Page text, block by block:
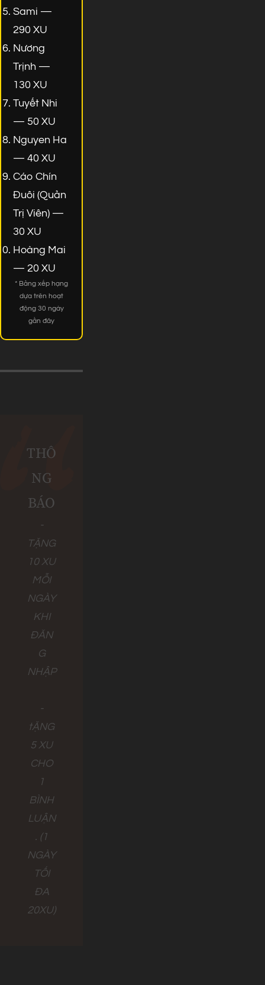
Sami —
290 XU
Nương
Trịnh —
130 XU
Tuyết Nhi
— 50 XU
Nguyen Ha
— 40 XU
Cáo Chín
Đuôi (Quản
Trị Viên) —
30 XU
Hoàng Mai
— 20 XU
* Bảng xếp hạng
dựa trên hoạt
động 30 ngày
gần đây
THÔ
NG
BÁO
-
TẶNG
10 XU
MỖI
NGÀY
KHI
ĐĂN
G
NHẬP
-
tẶNG
5 XU
CHO
1
BÌNH
LUẬN
. (1
NGÀY
TỐI
ĐA
20XU)